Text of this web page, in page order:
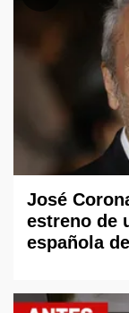
José
estreno de
española